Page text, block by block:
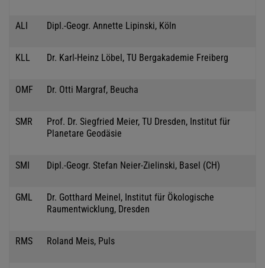
ALI Dipl.-Geogr. Annette Lipinski, Köln
KLL Dr. Karl-Heinz Löbel, TU Bergakademie Freiberg
OMF Dr. Otti Margraf, Beucha
SMR
Prof. Dr. Siegfried Meier, TU Dresden, Institut für
Planetare Geodäsie
SMI Dipl.-Geogr. Stefan Neier-Zielinski, Basel (CH)
GML
Dr. Gotthard Meinel, Institut für Ökologische
Raumentwicklung, Dresden
RMS Roland Meis, Puls